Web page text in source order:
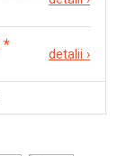
*
detalii ›